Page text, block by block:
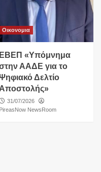
Οικονομια
ΕΒΕΠ «Υπόμνημα
ΑΑΔΕ για το
Δελτίο
Αποστολής»
31/07/2026
PireasNow NewsRoom